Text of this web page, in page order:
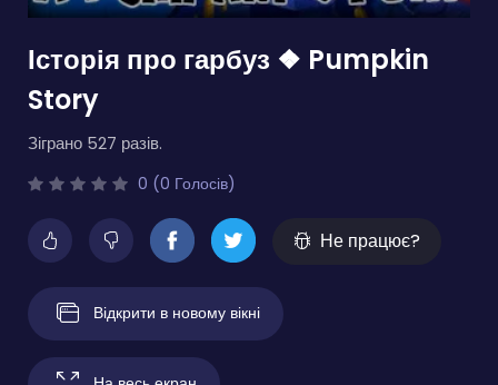
Історія про гарбуз ❖ Pumpkin
Story
Зіграно 527 разів.
0 (0 Голосів)
Не працює?
Відкрити в новому вікні